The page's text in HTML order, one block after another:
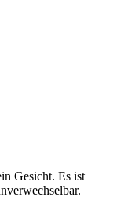
Gesicht. Es ist